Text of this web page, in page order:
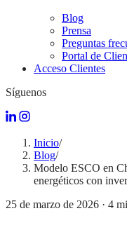
Blog
Prensa
Preguntas
Portal de
Acceso Clientes
Síguenos
Inicio/
Blog/
Modelo ESCO en
energéticos con
25 de marzo de 2026 · 4